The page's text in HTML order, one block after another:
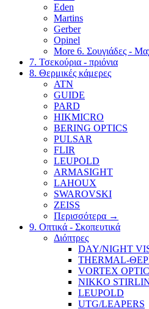
Eden
Martins
Gerber
Opinel
More 6. Σουγιάδες -
7. Τσεκούρια - πριόνια
8. Θερμικές κάμερες
ATN
GUIDE
PARD
HIKMICRO
BERING OPTICS
PULSAR
FLIR
LEUPOLD
ARMASIGHT
LAHOUX
SWAROVSKI
ZEISS
Περισσότερα →
9. Οπτικά - Σκοπευτικά
Διόπτρες
DAY/NIGHT
THERMAL-
VORTEX
NIKKO
LEUPOLD
UTG/LEAPERS